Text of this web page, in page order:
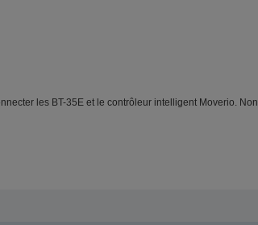
les BT-35E et le contrôleur intelligent Moverio. Non